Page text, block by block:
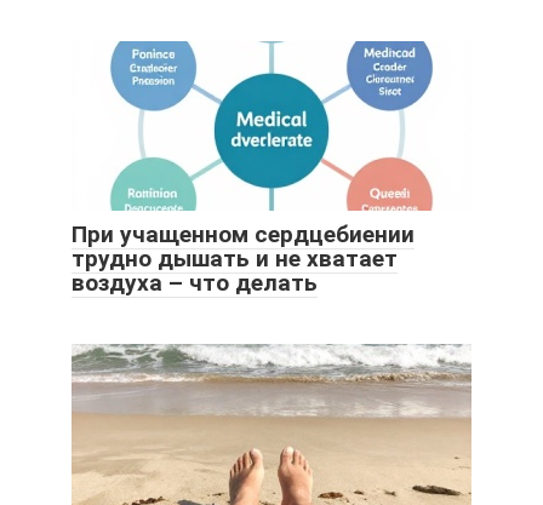
При учащенном сердцебиении
трудно дышать и не хватает
воздуха – что делать